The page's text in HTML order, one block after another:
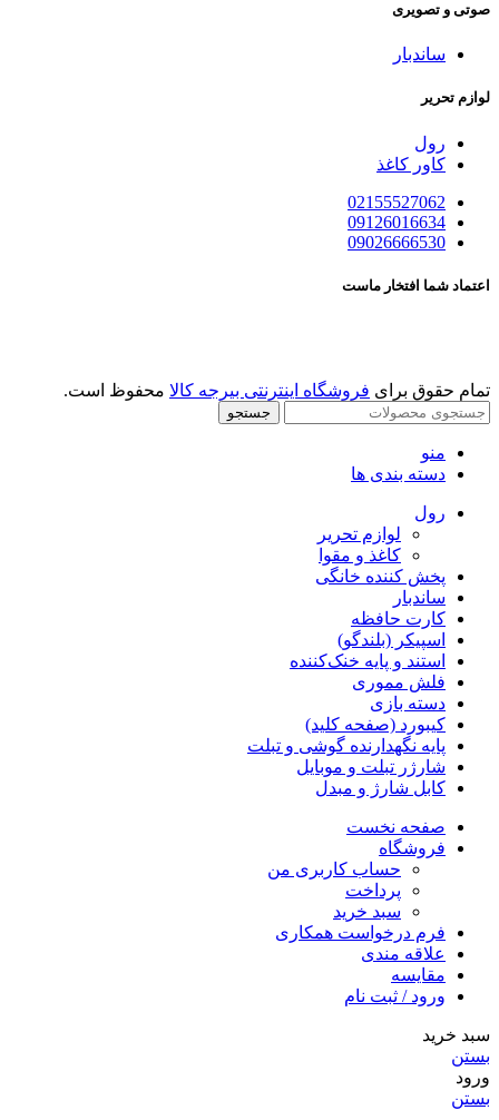
صوتی و تصویری
ساندبار
لوازم تحریر
رول
کاور کاغذ
02155527062
09126016634
09026666530
اعتماد شما افتخار ماست
تمام حقوق برای فروشگاه اینترنتی بیرجه کالا محفوظ است.
جستجو
منو
دسته بندی ها
رول
لوازم تحریر
کاغذ و مقوا
پخش کننده خانگی
ساندبار
کارت حافظه
اسپیکر (بلندگو)
استند و پایه خنک‌کننده
فلش مموری
دسته بازی
کیبورد (صفحه کلید)
پایه نگهدارنده گوشی و تبلت
شارژر تبلت و موبایل
کابل شارژ و مبدل
صفحه نخست
فروشگاه
حساب کاربری من
پرداخت
سبد خرید
فرم درخواست همکاری
علاقه مندی
مقایسه
ورود / ثبت نام
سبد خرید
بستن
ورود
بستن